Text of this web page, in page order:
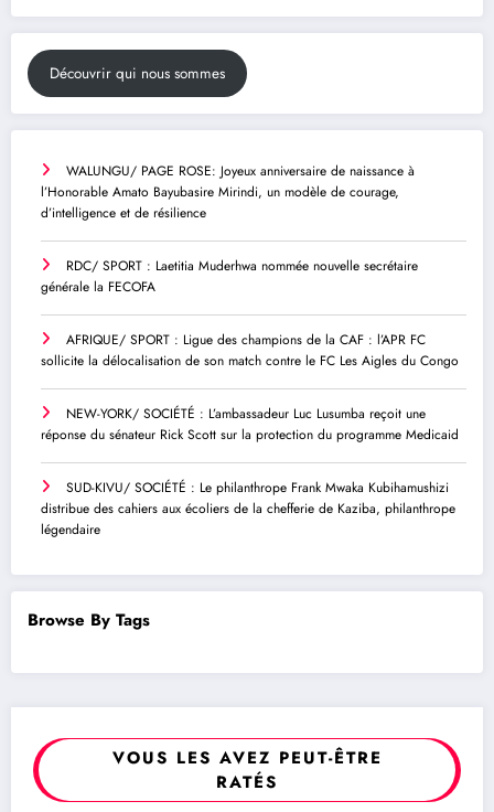
Découvrir qui nous sommes
WALUNGU/ PAGE ROSE: Joyeux anniversaire de naissance à
l’Honorable Amato Bayubasire Mirindi, un modèle de courage,
d’intelligence et de résilience
RDC/ SPORT : Laetitia Muderhwa nommée nouvelle secrétaire
générale la FECOFA
AFRIQUE/ SPORT : Ligue des champions de la CAF : l’APR FC
sollicite la délocalisation de son match contre le FC Les Aigles du Congo
NEW-YORK/ SOCIÉTÉ : L’ambassadeur Luc Lusumba reçoit une
réponse du sénateur Rick Scott sur la protection du programme Medicaid
SUD-KIVU/ SOCIÉTÉ : Le philanthrope Frank Mwaka Kubihamushizi
distribue des cahiers aux écoliers de la chefferie de Kaziba, philanthrope
légendaire
Browse By Tags
VOUS LES AVEZ PEUT-ÊTRE
RATÉS